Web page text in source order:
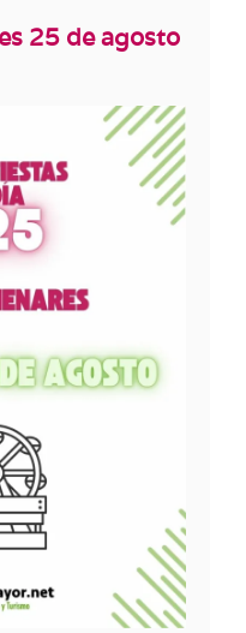
25 de agosto